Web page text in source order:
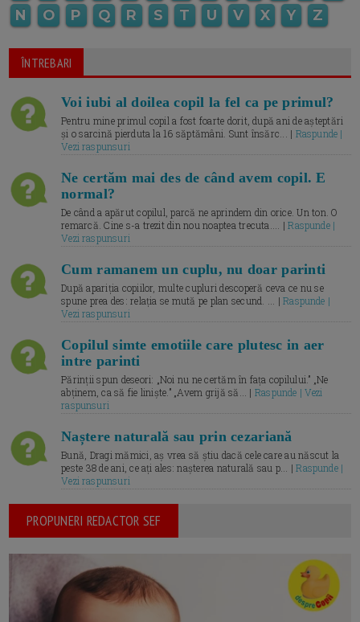
N
O P Q R S T U V X Y Z
ÎNTREBARI
Voi iubi al doilea copil la fel ca pe primul?
Pentru mine primul copil a fost foarte dorit, după ani de așteptări
și o sarcină pierduta la 16 săptămâni. Sunt însărc... | Raspunde |
Vezi raspunsuri
Ne certăm mai des de când avem copil. E
normal?
De când a apărut copilul, parcă ne aprindem din orice. Un ton. O
remarcă. Cine s-a trezit din nou noaptea trecuta.... |Raspunde |
Vezi raspunsuri
Cum ramanem un cuplu, nu doar parinti
După apariția copiilor, multe cupluri descoperă ceva ce nu se
spune prea des: relația se mută pe plan secund. ... |Raspunde |
Vezi raspunsuri
Copilul simte emotiile care plutesc in aer
intre parinti
Părinții spun deseori: „Noi nu ne certăm în fața copilului.” „Ne
abținem, ca să fie liniște.” „Avem grijă să... | Raspunde | Vezi
raspunsuri
Naștere naturală sau prin cezariană
Bună, Dragi mămici, aș vrea să știu dacă cele care au născut la
peste 38 de ani, ce ați ales: nașterea naturală sau p... |Raspunde |
Vezi raspunsuri
PROPUNERI REDACTOR SEF